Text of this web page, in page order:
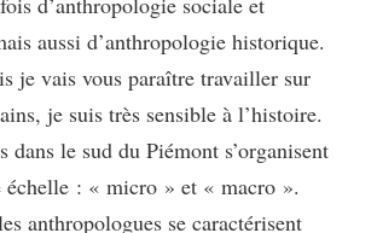
aussi d’anthropologie historique.
je vais vous paraître travailler sur
je suis très sensible à l’histoire.
dans le sud du Piémont s’organisent
échelle : « micro » et « macro ».
anthropologues se caractérisent